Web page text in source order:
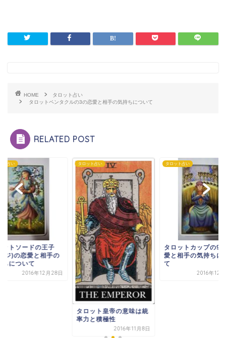
HOME
タロット占い
タロットペンタクルの3の恋愛と相手の気持ちについて
RELATED POST
ト占い タロット占い
タロットカップの9の恋
愛と相手の気持ちについ
て
2016年12月26日
タロット占い
タロットソードの王
(ペイジ)の恋愛と相
気持ちについて
2016年12